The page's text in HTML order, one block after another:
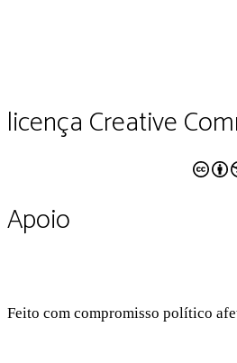
licença Creative
Apoio
Feito com compromisso político